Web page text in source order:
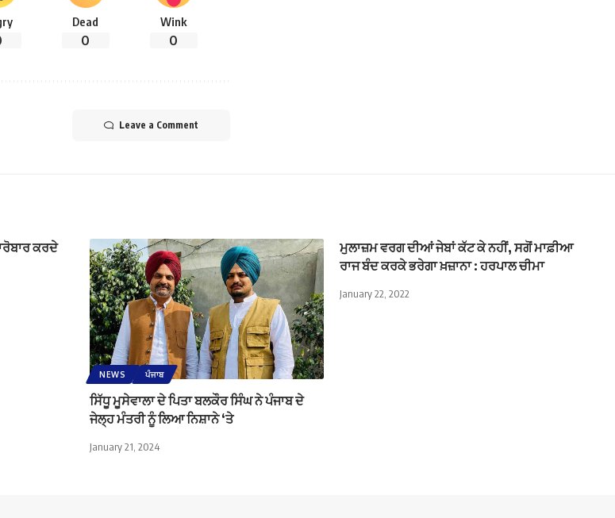
Dead
0
Wink
0
Leave a Comment
ਕਰਦੇ
NEWS ਪੰਜਾਬ
ਸਿੱਧੂ ਮੂਸੇਵਾਲਾ ਦੇ ਪਿਤਾ ਬਲਕੌਰ ਸਿੰਘ ਨੇ ਪੰਜਾਬ ਦੇ
ਜੇਲ੍ਹ ਮੰਤਰੀ ਨੂੰ ਲਿਆ ਨਿਸ਼ਾਨੇ ‘ਤੇ
January 21, 2024
ਮੁਲਾਜ਼ਮ ਵਰਗ ਦੀਆਂ ਜੇਬਾਂ ਕੱਟ ਕੇ ਨਹੀਂ, ਸਗੋਂ ਮਾਫ਼ੀਆ
ਰਾਜ ਬੰਦ ਕਰਕੇ ਭਰੇਗਾ ਖ਼ਜ਼ਾਨਾ : ਹਰਪਾਲ ਚੀਮਾ
January 22, 2022